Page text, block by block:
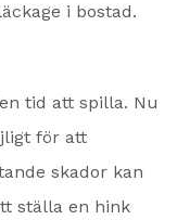
i bostad.
tid att spilla. Nu
för att
skador kan
ställa en hink